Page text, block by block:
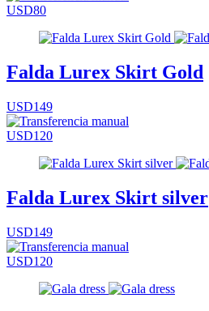
USD80
Falda Lurex Skirt Gold
USD149
USD120
Falda Lurex Skirt silver
USD149
USD120